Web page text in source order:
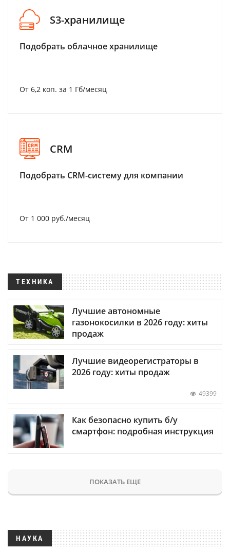
S3-хранилище
Подобрать облачное хранилище
От 6,2 коп. за 1 Гб/месяц
CRM
Подобрать CRM-систему для компании
От 1 000 руб./месяц
ТЕХНИКА
Лучшие автономные
газонокосилки в 2026 году: хиты
продаж
Лучшие видеорегистраторы в
2026 году: хиты продаж
49399
Как безопасно купить б/у
смартфон: подробная инструкция
ПОКАЗАТЬ ЕЩЕ
НАУКА